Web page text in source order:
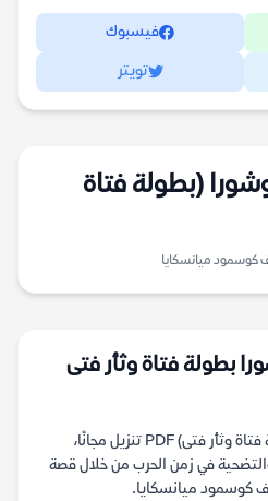
فيسبوك
تويتر
(بطولة فتاة
كوسمود ميانسكايا
بطولة فتاة وثأر فتى
تحميل رواية زويا وشورا (بطولة فتاة وثأر فتى) PDF تنزيل مجانًا،
في زمن الحرب من خلال قصة
كوسمود ميانسكايا.